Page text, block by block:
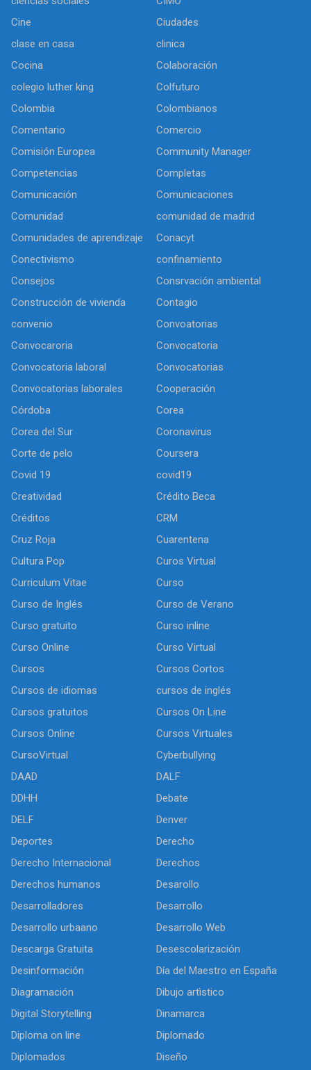
Cine
Ciudades
clase en casa
clinica
Cocina
Colaboración
colegio luther king
Colfuturo
Colombia
Colombianos
Comentario
Comercio
Comisión Europea
Community Manager
Competencias
Completas
Comunicación
Comunicaciones
Comunidad
comunidad de madrid
Comunidades de aprendizaje
Conacyt
Conectivismo
confinamiento
Consejos
Consrvación ambiental
Construcción de vivienda
Contagio
convenio
Convoatorias
Convocaroria
Convocatoria
Convocatoria laboral
Convocatorias
Convocatorias laborales
Cooperación
Córdoba
Corea
Corea del Sur
Coronavirus
Corte de pelo
Coursera
Covid 19
covid19
Creatividad
Crédito Beca
Créditos
CRM
Cruz Roja
Cuarentena
Cultura Pop
Curos Virtual
Curriculum Vitae
Curso
Curso de Inglés
Curso de Verano
Curso gratuito
Curso inline
Curso Online
Curso Virtual
Cursos
Cursos Cortos
Cursos de idiomas
cursos de inglés
Cursos gratuitos
Cursos On Line
Cursos Online
Cursos Virtuales
CursoVirtual
Cyberbullying
DAAD
DALF
DDHH
Debate
DELF
Denver
Deportes
Derecho
Derecho Internacional
Derechos
Derechos humanos
Desarollo
Desarrolladores
Desarrollo
Desarrollo urbaano
Desarrollo Web
Descarga Gratuita
Desescolarización
Desinformación
Día del Maestro en España
Diagramación
Dibujo artìstico
Digital Storytelling
Dinamarca
Diploma on line
Diplomado
Diplomados
Diseño